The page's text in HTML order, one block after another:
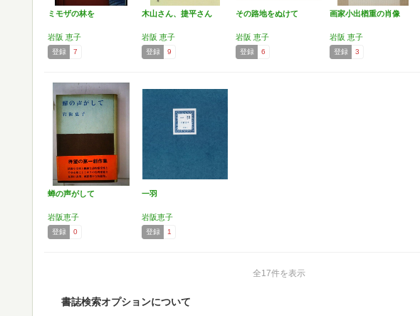
ミモザの林を
岩阪 恵子
登録 7
木山さん、捷平さん
岩阪 恵子
登録 9
その路地をぬけて
岩阪 恵子
登録 6
画家小出楢重の肖像
岩阪 恵子
登録 3
蝉の声がして
岩阪恵子
登録 0
一羽
岩阪恵子
登録 1
全17件を表示
書誌検索オプションについて